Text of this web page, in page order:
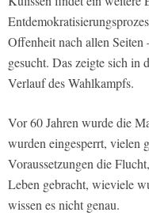
Offenheit nach allen
gesucht. Das zeigte sich in
Verlauf des Wahlkampfs.
Vor 60 Jahren wurde die
wurden eingesperrt, vielen
Voraussetzungen die
Leben gebracht, wieviele
wissen es nicht genau.